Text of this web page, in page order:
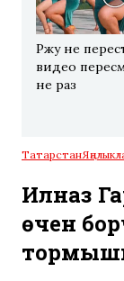
Ржу не
видео
не раз
Татарстан
Илназ
өчен